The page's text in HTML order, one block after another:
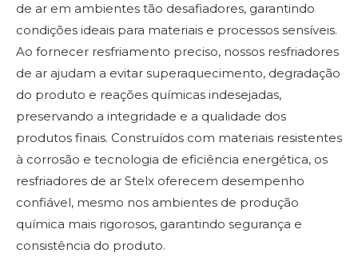
de ar em ambientes tão desafiadores, garantindo
condições ideais para materiais e processos sensíveis.
Ao fornecer resfriamento preciso, nossos resfriadores
de ar ajudam a evitar superaquecimento, degradação
do produto e reações químicas indesejadas,
preservando a integridade e a qualidade dos
produtos finais. Construídos com materiais resistentes
à corrosão e tecnologia de eficiência energética, os
resfriadores de ar Stelx oferecem desempenho
confiável, mesmo nos ambientes de produção
química mais rigorosos, garantindo segurança e
consistência do produto.